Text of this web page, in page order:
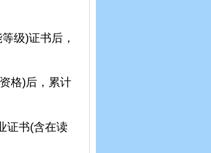
级)证书后，
格)后，累计
证书(含在读